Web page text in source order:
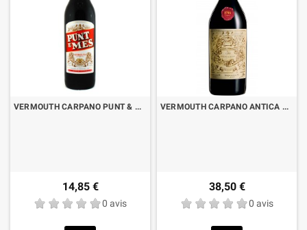
VERMOUTH CARPANO PUNT & MES LT.1
14,85 €
0 avis
VERMOUTH CARPANO ANTICA FORMULA LT.1
38,50 €
0 avis